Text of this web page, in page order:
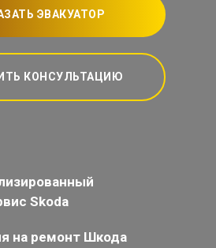
ЭВАКУАТОР
КОНСУЛЬТАЦИЮ
Skoda
на ремонт Шкода